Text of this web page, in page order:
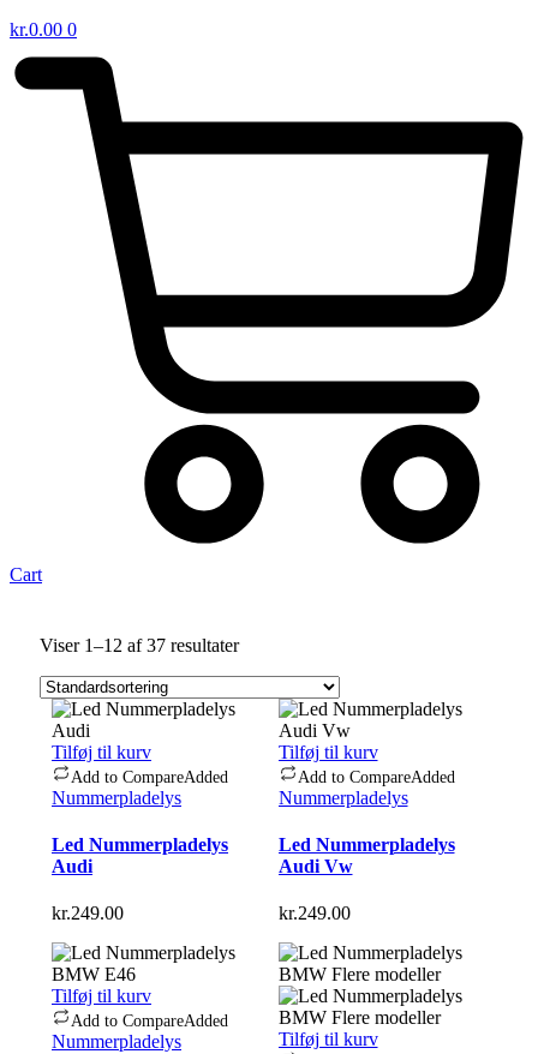
kr.0.00 0
Cart
Viser 1–12 af 37 resultater
Tilføj til kurv
Add to CompareAdded
Nummerpladelys
Led Nummerpladelys
Audi
kr.249.00
Tilføj til kurv
Add to CompareAdded
Nummerpladelys
Led Nummerpladelys
Audi Vw
kr.249.00
Tilføj til kurv
Add to CompareAdded
Nummerpladelys Tilføj til kurv